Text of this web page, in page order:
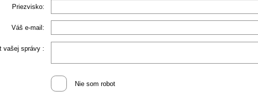
Priezvisko:
Váš e-mail:
vašej správy :
Nie som robot